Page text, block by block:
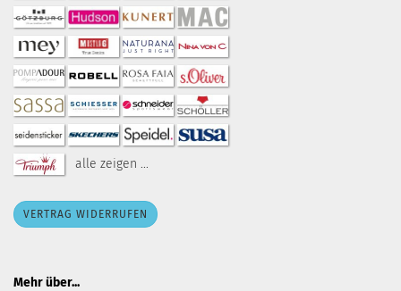
alle zeigen ...
VERTRAG WIDERRUFEN
Mehr über...